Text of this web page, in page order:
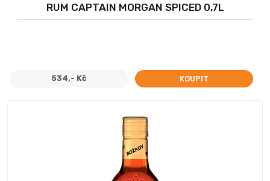
RUM CAPTAIN MORGAN SPICED 0,7L
534,- Kč KOUPIT